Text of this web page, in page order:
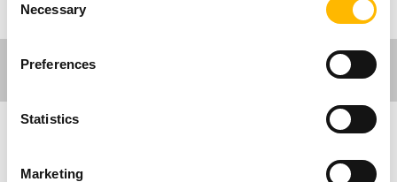
Selection
Necessary
Preferences
Statistics
Marketing
Industrial Motion